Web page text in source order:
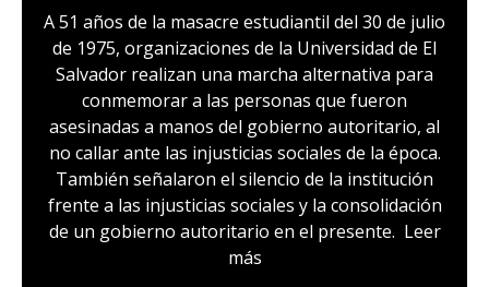
A 51 años de la masacre estudiantil del 30 de julio
de 1975, organizaciones de la Universidad de El
Salvador realizan una marcha alternativa para
conmemorar a las personas que fueron
asesinadas a manos del gobierno autoritario, al
no callar ante las injusticias sociales de la época.
También señalaron el silencio de la institución
frente a las injusticias sociales y la consolidación
de un gobierno autoritario en el presente. Leer
más